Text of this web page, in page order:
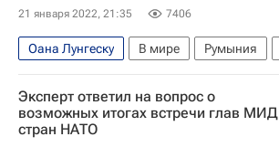
21 января 2022, 21:35 7406
Оана Лунгеску В мире Румыния
Россия
Эксперт ответил на вопрос о
возможных итогах встречи глав МИД
стран НАТО